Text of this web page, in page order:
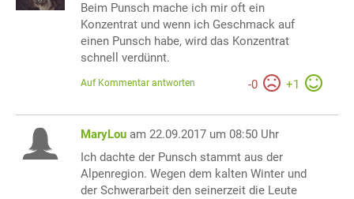
Beim Punsch mache ich mir oft ein
Konzentrat und wenn ich Geschmack auf
einen Punsch habe, wird das Konzentrat
schnell verdünnt.
-0 +1
Auf Kommentar antworten
MaryLou am 22.09.2017 um 08:50 Uhr
Ich dachte der Punsch stammt aus der
Alpenregion. Wegen dem kalten Winter und
der Schwerarbeit den seinerzeit die Leute